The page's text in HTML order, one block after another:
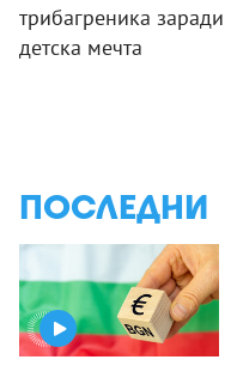
трибагреника заради
детска мечта
ПОСЛЕДНИ